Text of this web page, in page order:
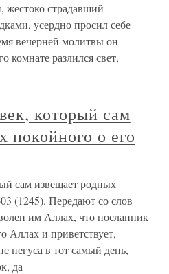
жестоко страдавший
усердно просил себе
вечерней молитвы он
комнате разлился свет,
который сам
покойного о его
сам извещает родных
(1245). Передают со слов
им Аллах, что посланник
Аллах и приветствует,
негуса в тот самый день,
да